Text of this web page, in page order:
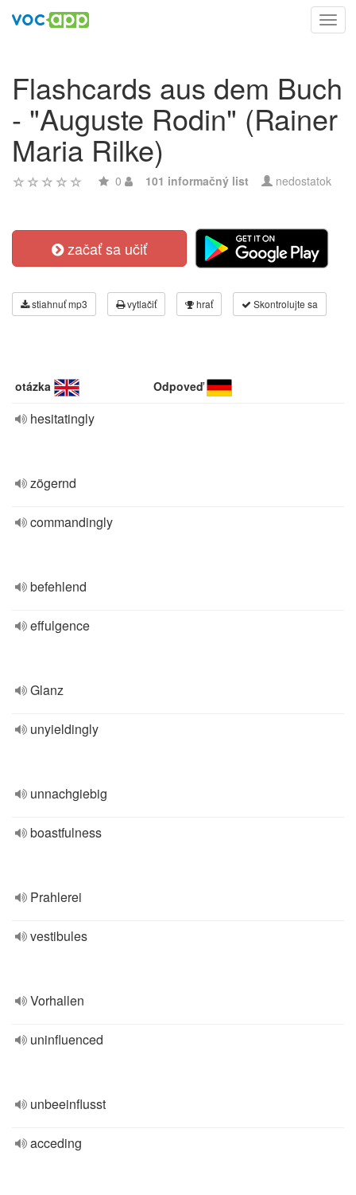
Flashcards aus dem Buch
- "Auguste Rodin" (Rainer
Maria Rilke)
0 101 informačný list nedostatok
začať sa učiť
stiahnuť mp3 vytlačiť hrať Skontrolujte sa
otázka Odpoveď
hesitatingly
zögernd
commandingly
befehlend
effulgence
Glanz
unyieldingly
unnachgiebig
boastfulness
Prahlerei
vestibules
Vorhallen
uninfluenced
unbeeinflusst
acceding